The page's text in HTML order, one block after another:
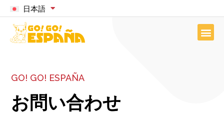
日本語
GO! GO! ESPAÑA
お問い合わせ